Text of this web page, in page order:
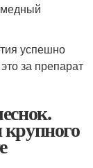
успешно
за препарат